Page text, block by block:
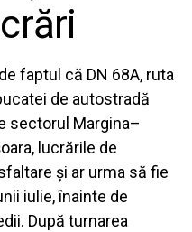
faptul că DN 68A, ruta
de autostradă
sectorul Margina–
lucrările de
și ar urma să fie
iulie, înainte de
După turnarea